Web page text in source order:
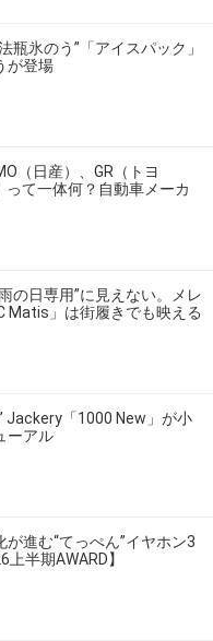
瓶氷のう”「アイスパック」
が登場
（日産）、GR（トヨ
って一体何？自動車メーカ
の日専用”に見えない。メレ
Matis」は街履きでも映える
Jackery「1000 New」が小
ーアル
進む“てっぺん”イヤホン3
半期AWARD】